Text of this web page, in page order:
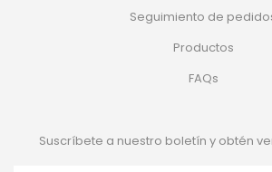
Seguimiento de
Productos
FAQs
Suscríbete a nuestro boletín y obtén